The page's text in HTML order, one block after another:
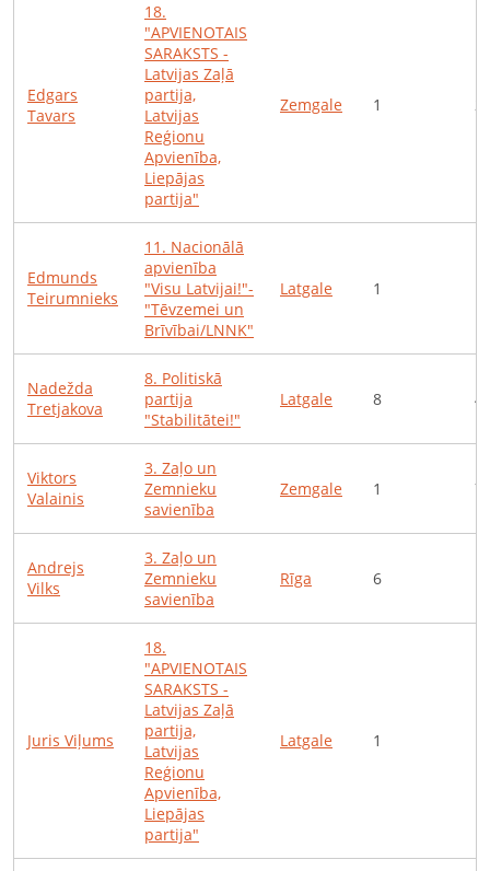
Edgars
Tavars
18.
"APVIENOTAIS
SARAKSTS -
Latvijas Zaļā
partija,
Latvijas
Reģionu
Apvienība,
Liepājas
partija"
Zemgale 1 2
Edmunds
Teirumnieks
11 . Nacionālā
apvienība
"Visu Latvijai!"-
"Tēvzemei un
Brīvībai/LNNK"
Latgale 1
Nadežda
Tretjakova
8. Politiskā
partija
"Stabilitātei!"
Latgale 8 4
Viktors
Valainis
3. Zaļo un
Zemnieku
savienība
Zemgale 1 7
Andrejs
Vilks
3. Zaļo un
Zemnieku
savienība
Rīga 6
Juris Viļums
18.
"APVIENOTAIS
SARAKSTS -
Latvijas Zaļā
partija,
Latvijas
Reģionu
Apvienība,
Liepājas
partija"
Latgale 1